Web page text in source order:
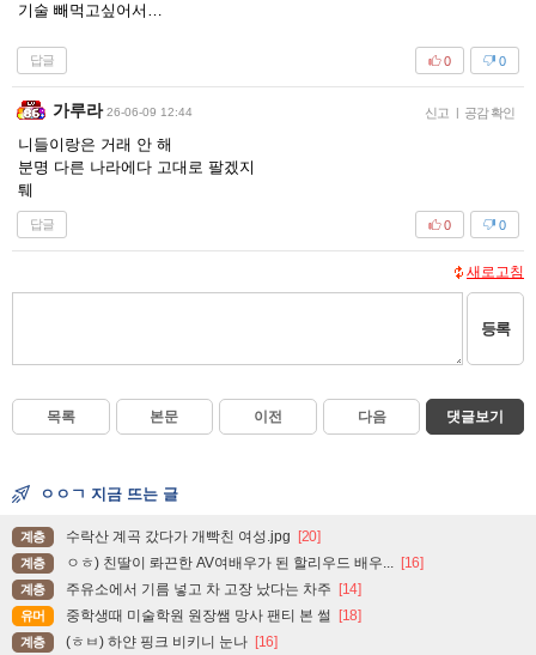
기술 빼먹고싶어서…
답글 0
0
가루라 26-06-09 12:44 신고 | 공감 확인
니들이랑은 거래 안 해
분명 다른 나라에다 고대로 팔겠지
퉤
답글 0
0
새로고침
등록
목록 본문 이전 다음 댓글보기
ㅇㅇㄱ 지금 뜨는 글
계층 수락산 계곡 갔다가 개빡친 여성.jpg [20]
계층 ㅇㅎ) 친딸이 롸끈한 AV여배우가 된 할리우드 배우... [16]
계층 주유소에서 기름 넣고 차 고장 났다는 차주 [14]
유머 중학생때 미술학원 원장쌤 망사 팬티 본 썰 [18]
계층 (ㅎㅂ) 하얀 핑크 비키니 눈나 [16]